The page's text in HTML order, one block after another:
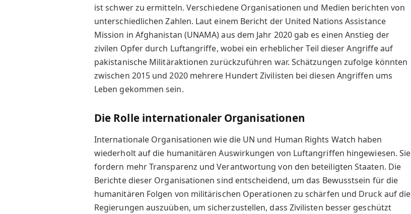
ist schwer zu ermitteln. Verschiedene Organisationen und Medien berichten von
unterschiedlichen Zahlen. Laut einem Bericht der United Nations Assistance
Mission in Afghanistan (UNAMA) aus dem Jahr 2020 gab es einen Anstieg der
zivilen Opfer durch Luftangriffe, wobei ein erheblicher Teil dieser Angriffe auf
pakistanische Militäraktionen zurückzuführen war. Schätzungen zufolge könnten
zwischen 2015 und 2020 mehrere Hundert Zivilisten bei diesen Angriffen ums
Leben gekommen sein.
Die Rolle internationaler Organisationen
Internationale Organisationen wie die UN und Human Rights Watch haben
wiederholt auf die humanitären Auswirkungen von Luftangriffen hingewiesen. Sie
fordern mehr Transparenz und Verantwortung von den beteiligten Staaten. Die
Berichte dieser Organisationen sind entscheidend, um das Bewusstsein für die
humanitären Folgen von militärischen Operationen zu schärfen und Druck auf die
Regierungen auszuüben, um sicherzustellen, dass Zivilisten besser geschützt